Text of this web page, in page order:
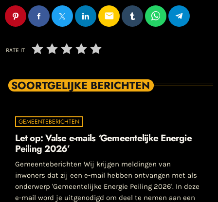
email
RATE IT
SOORTGELIJKE BERICHTEN
GEMEENTEBERICHTEN
Let op: Valse e-mails ‘Gemeentelijke Energie
Peiling 2026’
Gemeenteberichten Wij krijgen meldingen van
inwoners dat zij een e-mail hebben ontvangen met als
onderwerp 'Gemeentelijke Energie Peiling 2026'. In deze
e-mail word je uitgenodigd om deel te nemen aan een